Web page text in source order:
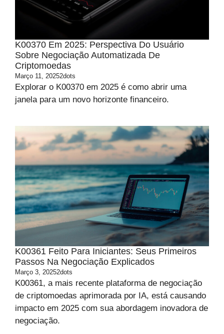
K00370 Em 2025: Perspectiva Do Usuário
Sobre Negociação Automatizada De
Criptomoedas
Março 11, 20252dots
Explorar o K00370 em 2025 é como abrir uma
janela para um novo horizonte financeiro.
K00361 Feito Para Iniciantes: Seus Primeiros
Passos Na Negociação Explicados
Março 3, 20252dots
K00361, a mais recente plataforma de negociação
de criptomoedas aprimorada por IA, está causando
impacto em 2025 com sua abordagem inovadora de
negociação.